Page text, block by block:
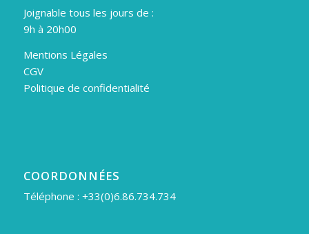
Joignable tous les jours de :
9h à 20h00
Mentions Légales
CGV
Politique de confidentialité
COORDONNÉES
Téléphone : +33(0)6.86.734.734